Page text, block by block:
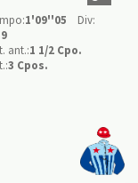
1'09''05
Div:
ant.:1 1/2 Cpo.
3 Cpos.